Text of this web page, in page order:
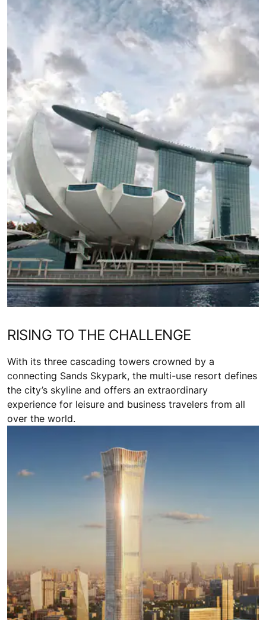
RISING TO THE CHALLENGE
With its three cascading towers crowned by a
connecting Sands Skypark, the multi-use resort defines
the city’s skyline and offers an extraordinary
experience for leisure and business travelers from all
over the world.